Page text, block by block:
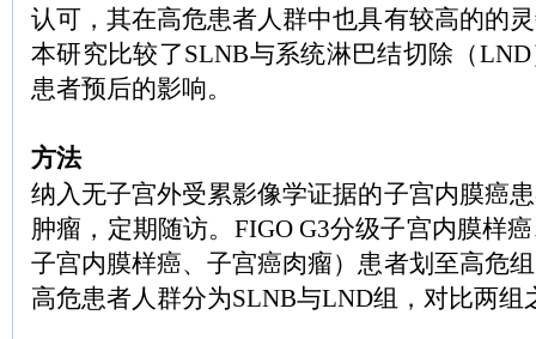
认可，其在高危患者人群中也具有较高的的
本研究比较了SLNB与系统淋巴结切除（
患者预后的影响。
方法
纳入无子宫外受累影像学证据的子宫内膜癌
肿瘤，定期随访。FIGO G3分级子宫内膜样
子宫内膜样癌、子宫癌肉瘤）患者划至高危
高危患者人群分为SLNB与LND组，对比两组